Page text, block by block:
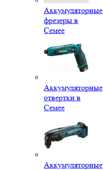
Аккумуляторные
фрезеры в
Семее
Аккумуляторные
отвертки в
Семее
Аккумуляторные